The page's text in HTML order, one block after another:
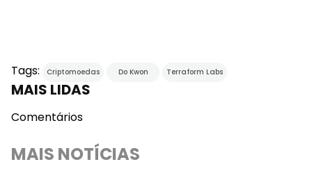
Tags: Criptomoedas Do Kwon Terraform Labs
MAIS LIDAS
Comentários
MAIS NOTÍCIAS